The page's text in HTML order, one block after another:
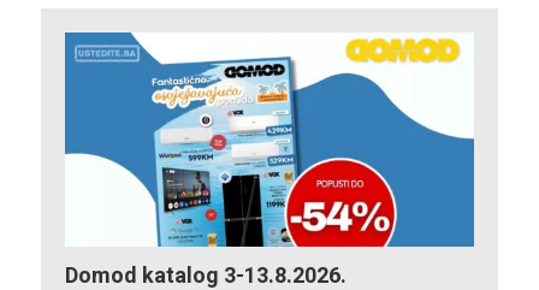
Domod katalog 3-13.8.2026.